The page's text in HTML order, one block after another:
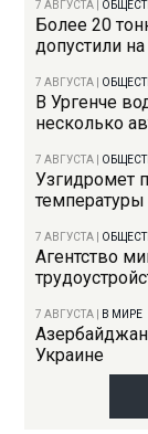
7 АВГУСТА
Более 20
допустили
7 АВГУСТА
В Ургенче
несколько
7 АВГУСТА
Узгидромет
7 АВГУСТА
Агентство
7 АВГУСТА В МИРЕ
Азербайджан
Украине